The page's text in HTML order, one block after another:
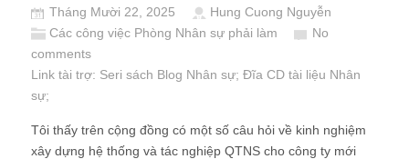
Tháng Mười 22, 2025
Hung Cuong Nguyễn
Các công việc Phòng Nhân sự phải làm
No
comments
Link tài trợ: Seri sách Blog Nhân sự; Đĩa CD tài liệu Nhân
sự;
Tôi thấy trên cộng đồng có một số câu hỏi về kinh nghiệm
xây dựng hệ thống và tác nghiệp QTNS cho công ty mới